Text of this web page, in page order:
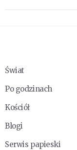
Świat
Po godzinach
Kościół
Blogi
Serwis papieski